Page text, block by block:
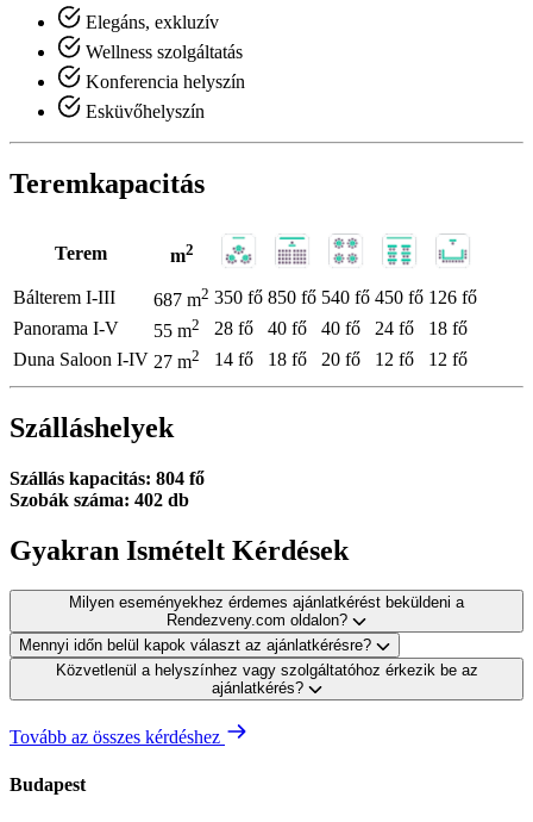
Elegáns, exkluzív
Wellness szolgáltatás
Konferencia helyszín
Esküvőhelyszín
Teremkapacitás
Terem m2
Bálterem I-III 687 m2 350 fő 850 fő 540 fő 450 fő 126 fő
Panorama I-V
55 m2 28 fő 40 fő 40 fő 24 fő
18 fő
Duna Saloon I-IV 27 m2 14 fő 18 fő 20 fő 12 fő 12 fő
Szálláshelyek
Szállás kapacitás: 804 fő
Szobák száma: 402 db
Gyakran Ismételt Kérdések
Milyen eseményekhez érdemes ajánlatkérést beküldeni a
Rendezveny.com oldalon?
Mennyi időn belül kapok választ az ajánlatkérésre?
Közvetlenül a helyszínhez vagy szolgáltatóhoz érkezik be az
ajánlatkérés?
Tovább az összes kérdéshez
Budapest